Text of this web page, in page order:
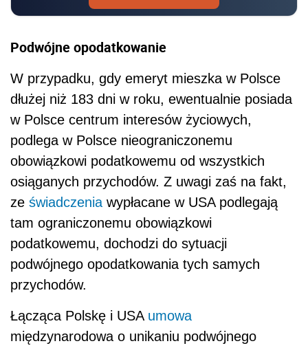
Podwójne opodatkowanie
W przypadku, gdy emeryt mieszka w Polsce
dłużej niż 183 dni w roku, ewentualnie posiada
w Polsce centrum interesów życiowych,
podlega w Polsce nieograniczonemu
obowiązkowi podatkowemu od wszystkich
osiąganych przychodów. Z uwagi zaś na fakt,
ze świadczenia wypłacane w USA podlegają
tam ograniczonemu obowiązkowi
podatkowemu, dochodzi do sytuacji
podwójnego opodatkowania tych samych
przychodów.
Łącząca Polskę i USA umowa
międzynarodowa o unikaniu podwójnego